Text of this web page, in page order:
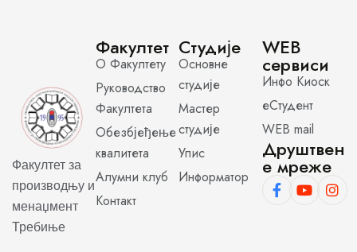
Факултет за
производњу и
менаџмент
Требиње
Факултет
О Факултету
Руководство
Факултета
Обезбјеђење
квалитета
Алумни клуб
Контакт
Студије
Основне
студије
Мастер
студије
Упис
Информатор
WEB
сервиси
Инфо Киоск
еСтудент
WEB mail
Друштвен
е мреже